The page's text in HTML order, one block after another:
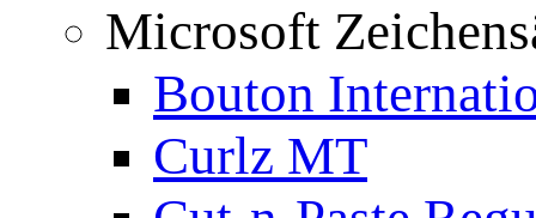
Microsoft
Bouton
Curlz MT